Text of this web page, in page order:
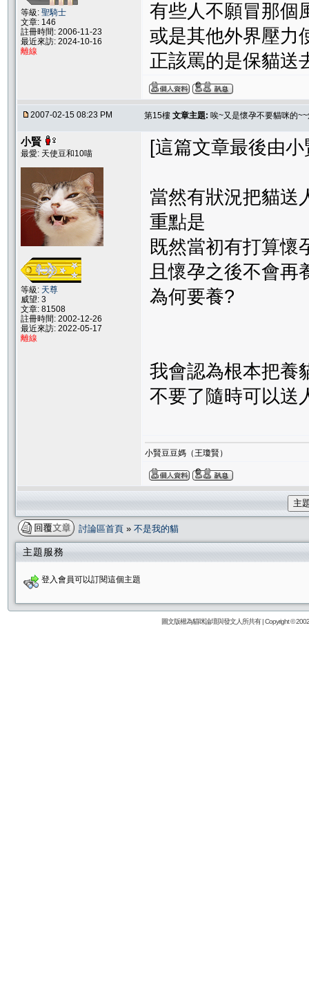
等級: 聖騎士
文章: 146
註冊時間: 2006-11-23
最近來訪: 2024-10-16
離線
有些人不願冒那個
或是其他外界壓力
正該罵的是保貓送
2007-02-15 08:23 PM 第15樓 文章主題: 唉~又是懷孕不要貓咪的
小賢
最愛: 天使豆和10喵
等級: 天尊
威望: 3
文章: 81508
註冊時間: 2002-12-26
最近來訪: 2022-05-17
離線
[這篇文章最後由
當然有狀況把貓送
重點是
既然當初有打算懷
且懷孕之後不會再
為何要養?
我會認為根本把養
不要了隨時可以送
小賢豆豆媽（王瓊賢）
主
討論區首頁 » 不是我的貓
主題服務
登入會員可以訂閱這個主題
圖文版權為貓咪論壇與發文人所共有 | Copyright ©